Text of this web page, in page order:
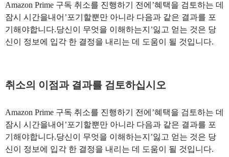
Amazon Prime 구독 취소를 진행하기 전에’혜택을 검토하는 데
잠시 시간을내어’포기할뿐만 아니라 다음과 같은 결과를 포
기해야합니다.당신이 무엇을 이해하는지’잃고 얻는 것은 당
신이 정보에 입각 한 결정을 내리는 데 도움이 될 것입니다.
취소의 이점과 결과를 검토하십시오
Amazon Prime 구독 취소를 진행하기 전에’혜택을 검토하는 데
잠시 시간을내어’포기할뿐만 아니라 다음과 같은 결과를 포
기해야합니다.당신이 무엇을 이해하는지’잃고 얻는 것은 당
신이 정보에 입각 한 결정을 내리는 데 도움이 될 것입니다.